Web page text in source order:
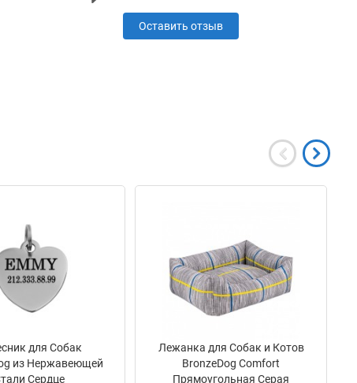
Оставить отзыв
для Собак
из Нержавеющей
Сердце
Лежанка для Собак и Котов
BronzeDog Comfort
Прямоугольная Серая